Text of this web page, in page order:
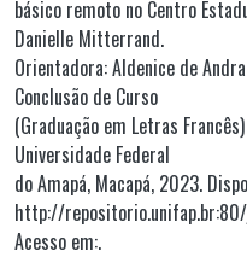
básico remoto no Centro
Danielle Mitterrand.
Orientadora: Aldenice de
Conclusão de Curso
(Graduação em Letras
Universidade Federal
do Amapá, Macapá, 2023.
http://
Acesso em:.